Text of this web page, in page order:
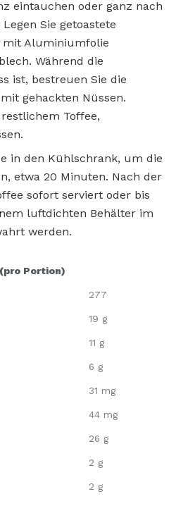
eintauchen oder ganz nach
Sie getoastete
mit Aluminiumfolie
Während die
ist, bestreuen Sie die
gehackten Nüssen.
Toffee,
in den Kühlschrank, um die
etwa 20 Minuten. Nach der
sofort serviert oder bis
luftdichten Behälter im
werden.
Portion)
277
19 g
11 g
6 g
31 mg
44 mg
26 g
2 g
2 g